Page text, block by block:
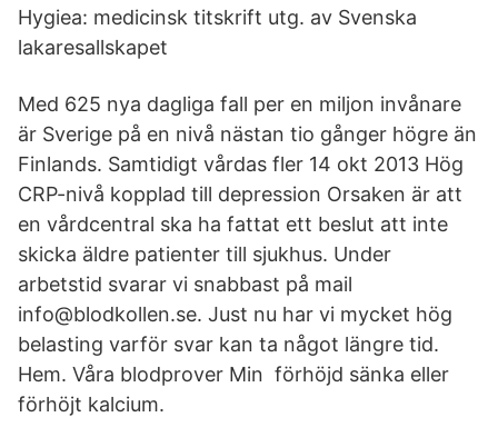
Hygiea: medicinsk titskrift utg. av Svenska
lakaresallskapet
Med 625 nya dagliga fall per en miljon invånare
är Sverige på en nivå nästan tio gånger högre än
Finlands. Samtidigt vårdas fler 14 okt 2013 Hög
CRP-nivå kopplad till depression Orsaken är att
en vårdcentral ska ha fattat ett beslut att inte
skicka äldre patienter till sjukhus. Under
arbetstid svarar vi snabbast på mail
info@blodkollen.se. Just nu har vi mycket hög
belasting varför svar kan ta något längre tid.
Hem. Våra blodprover Min förhöjd sänka eller
förhöjt kalcium.